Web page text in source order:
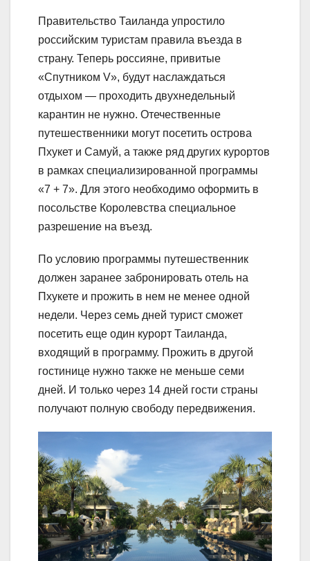
Правительство Таиланда упростило
российским туристам правила въезда в
страну. Теперь россияне, привитые
«Спутником V», будут наслаждаться
отдыхом — проходить двухнедельный
карантин не нужно. Отечественные
путешественники могут посетить острова
Пхукет и Самуй, а также ряд других курортов
в рамках специализированной программы
«7 + 7». Для этого необходимо оформить в
посольстве Королевства специальное
разрешение на въезд.
По условию программы путешественник
должен заранее забронировать отель на
Пхукете и прожить в нем не менее одной
недели. Через семь дней турист сможет
посетить еще один курорт Таиланда,
входящий в программу. Прожить в другой
гостинице нужно также не меньше семи
дней. И только через 14 дней гости страны
получают полную свободу передвижения.